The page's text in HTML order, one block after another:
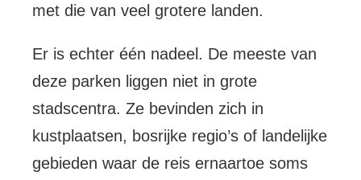
met die van veel grotere landen.
Er is echter één nadeel. De meeste van
deze parken liggen niet in grote
stadscentra. Ze bevinden zich in
kustplaatsen, bosrijke regio’s of landelijke
gebieden waar de reis ernaartoe soms